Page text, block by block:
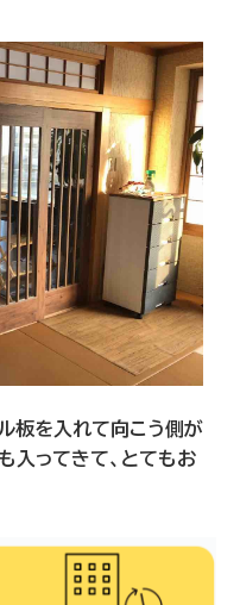
板を入れて向こう側が
入ってきて、とてもお